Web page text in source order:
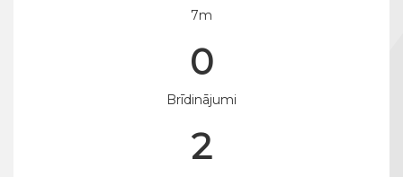
7m
0
Brīdinājumi
2